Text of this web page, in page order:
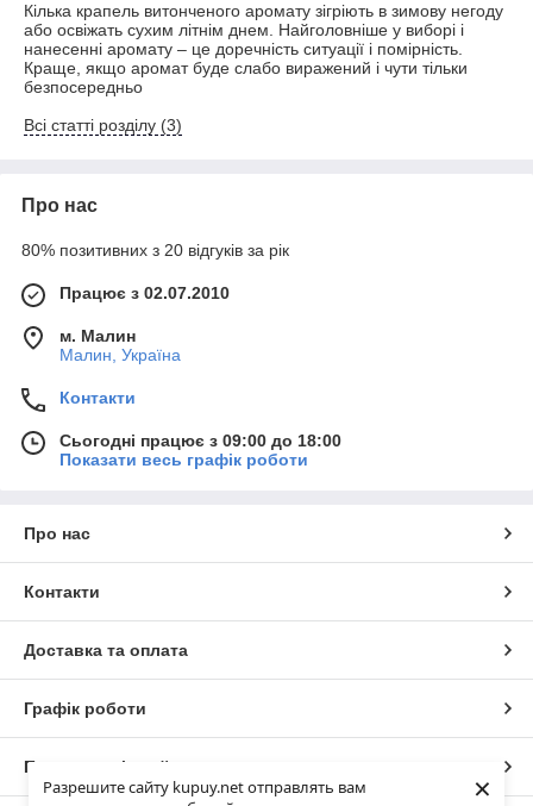
Разрешите сайту kupuy.net отправлять вам
×
Кілька крапель витонченого аромату зігріють в зимову негоду
або освіжать сухим літнім днем. Найголовніше у виборі і
нанесенні аромату – це доречність ситуації і помірність.
Краще, якщо аромат буде слабо виражений і чути тільки
безпосередньо
Всі статті розділу (3)
Про нас
80% позитивних з 20 відгуків за рік
Працює з 02.07.2010
м. Малин
Малин, Україна
Контакти
Сьогодні працює з 09:00 до 18:00
Показати весь графік роботи
Про нас
Контакти
Доставка та оплата
Графік роботи
Повна версія сайту